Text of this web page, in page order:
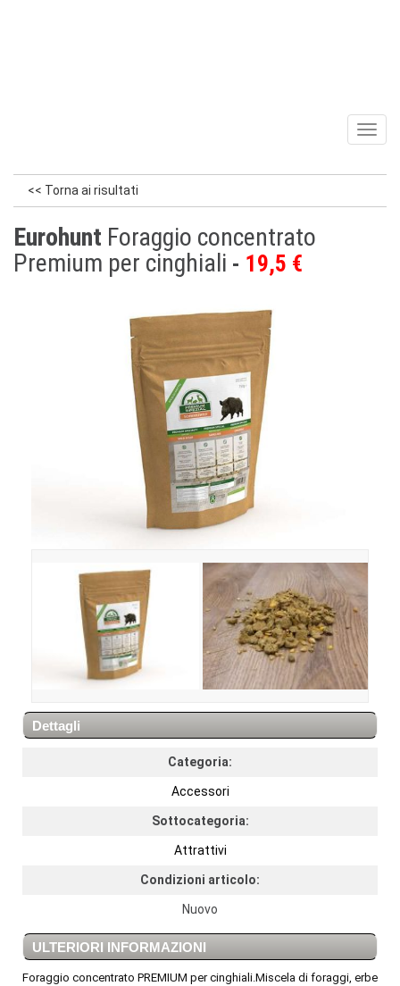
<< Torna ai risultati
Eurohunt Foraggio concentrato
Premium per cinghiali
19,5 €
Dettagli
Categoria:
Accessori
Sottocategoria:
Attrattivi
Condizioni articolo:
Nuovo
ULTERIORI INFORMAZIONI
Foraggio concentrato PREMIUM per cinghiali.Miscela di foraggi, erbe